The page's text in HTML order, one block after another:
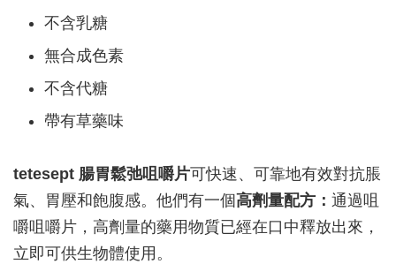
不含乳糖
無合成色素
不含代糖
帶有草藥味
tetesept 腸胃鬆弛咀嚼片可快速、可靠地有效對抗脹
氣、胃壓和飽腹感。他們有一個高劑量配方： 通過咀
嚼咀嚼片，高劑量的藥用物質已經在口中釋放出來，
立即可供生物體使用。